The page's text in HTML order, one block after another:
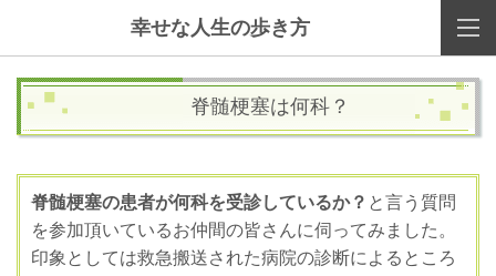
幸せな人生の歩き方
脊髄梗塞は何科？
脊髄梗塞の患者が何科を受診しているか？ と言う質問
を参加頂いているお仲間の皆さんに伺ってみました。
印象としては救急搬送された病院の診断によるところ